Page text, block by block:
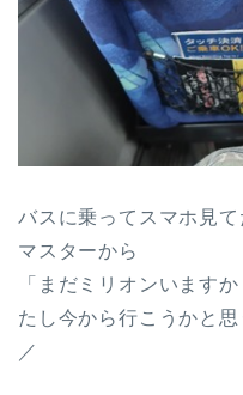
バスに乗ってスマホ見
マスターから
「まだミリオンいます
たし今から行こうかと
／